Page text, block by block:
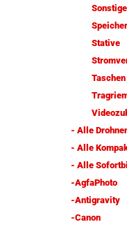
Stative
- Alle
- Alle
- Alle
-AgfaPhoto
-Antigravity
-Canon